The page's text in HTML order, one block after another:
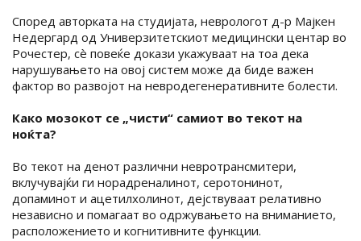
Според авторката на студијата, неврологот д-р Мајкен
Недергард од Универзитетскиот медицински центар во
Рочестер, сè повеќе докази укажуваат на тоа дека
нарушувањето на овој систем може да биде важен
фактор во развојот на невродегенеративните болести.
Како мозокот се „чисти“ самиот во текот на
ноќта?
Во текот на денот различни невротрансмитери,
вклучувајќи ги норадреналинот, серотонинот,
допаминот и ацетилхолинот, дејствуваат релативно
независно и помагаат во одржувањето на вниманието,
расположението и когнитивните функции.